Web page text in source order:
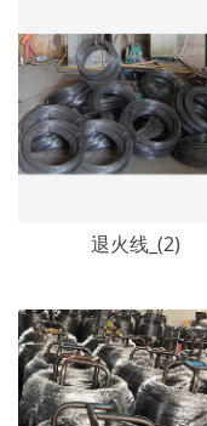
退火线_(2)